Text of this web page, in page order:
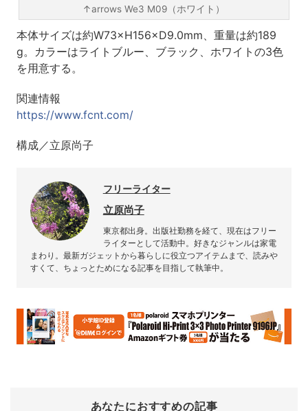
↑arrows We3 M09（ホワイト）
本体サイズは約W73×H156×D9.0mm、重量は約189
g。カラーはライトブルー、ブラック、ホワイトの3色
を用意する。
関連情報
https://www.fcnt.com/
構成／立原尚子
フリーライター
立原尚子
東京都出身。出版社勤務を経て、現在はフリー
ライターとして活動中。好きなジャンルは家電
まわり。最新ガジェットから暮らしに役立つアイテムまで、読みや
すくて、ちょっとためになる記事を目指して執筆中。
あなたにおすすめの記事